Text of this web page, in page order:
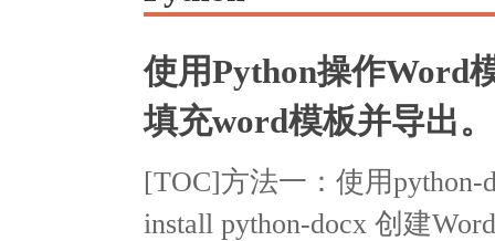
使用Python操作Word
填充word模板并导出
[TOC]方法一：使用python-
install python-docx 创建